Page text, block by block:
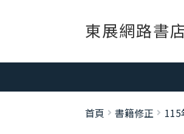
跳
至
覽
跳
至
要
東展網路書
首頁 書籍修正 115